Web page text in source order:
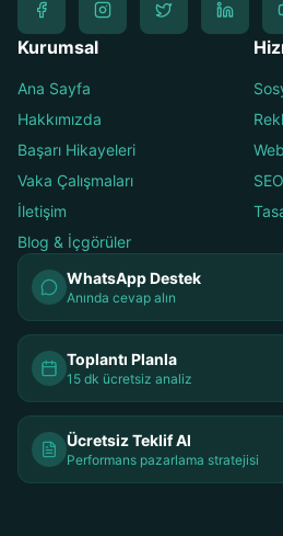
Kurumsal
Ana Sayfa
Hakkımızda
Başarı Hikayeleri
Vaka Çalışmaları
İletişim
Blog & İçgörüler
SEO
WhatsApp Destek
Anında cevap alın
Toplantı Planla
15 dk ücretsiz analiz
Ücretsiz Teklif Al
Performans pazarlama stratejisi